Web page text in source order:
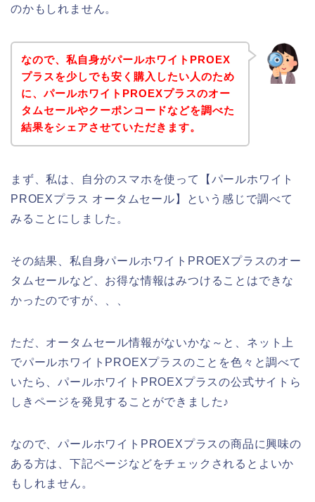
のかもしれません。
なので、私自身がパールホワイトPROEX
プラスを少しでも安く購入したい人のため
に、パールホワイトPROEXプラスのオー
タムセールやクーポンコードなどを調べた
結果をシェアさせていただきます。
まず、私は、自分のスマホを使って【パールホワイト
PROEXプラス オータムセール】という感じで調べて
みることにしました。
その結果、私自身パールホワイトPROEXプラスのオー
タムセールなど、お得な情報はみつけることはできな
かったのですが、、、
ただ、オータムセール情報がないかな～と、ネット上
でパールホワイトPROEXプラスのことを色々と調べて
いたら、パールホワイトPROEXプラスの公式サイトら
しきページを発見することができました♪
なので、パールホワイトPROEXプラスの商品に興味の
ある方は、下記ページなどをチェックされるとよいか
もしれません。